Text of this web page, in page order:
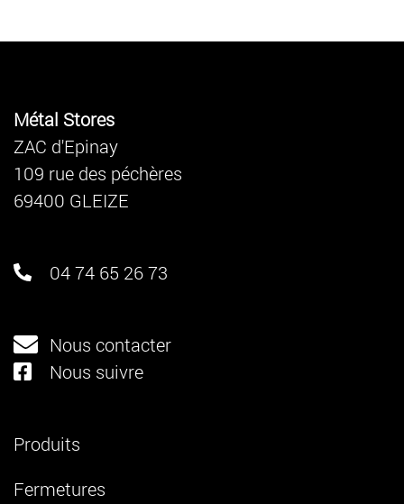
Métal Stores
ZAC d'Epinay
109 rue des péchères
69400 GLEIZE
04 74 65 26 73
Nous contacter
Nous suivre
Produits
Fermetures